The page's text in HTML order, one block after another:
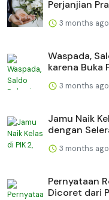
Perjanjian
3 months ago
Waspada,
karena Buka
3 months ago
Jamu Naik
dengan
3 months ago
Pernyataan
Dicoret dari